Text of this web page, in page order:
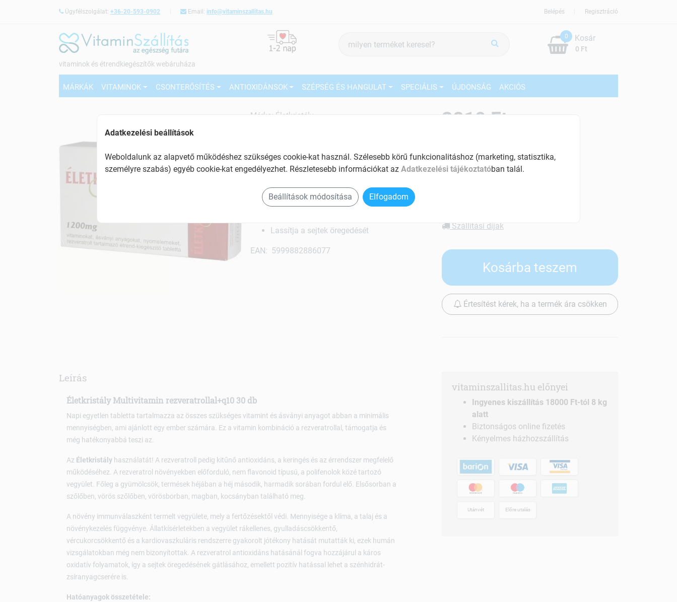
Ügyfélszolgálat: +36-20-593-0902 Email: info@vitaminszallitas.hu Regisztráció
Belépés
vitaminok és étrendkiegészítők webáruháza
keresés
0
0 Ft
Kosár
MÁRKÁK VITAMINOK CSONTERŐSÍTÉS ANTIOXIDÁNSOK SZÉPSÉG ÉS HANGULAT SPECIÁLIS ÚJDONSÁG AKCIÓS
Márka: Életkristály
Komplex immunerősítő készítmény
Tartalom: 30 db
Antioxidáns hatású
Hozzájárul a keringés és az érrendszer
Lassítja a sejtek öregedését
EAN: 5999882886077
3819 Ft
Készletinformáció:
Szállítási díjak
Kosárba teszem
Értesítést kérek, ha a termék ára csökken
Leírás
Életkristály Multivitamin rezveratrollal+q10 30 db
Napi egyetlen tabletta tartalmazza az összes szükséges vitamint és ásványi anyagot abban a minimális
mennyiségben, ami ajánlott egy ember számára. Ez a vitamin kombináció a rezveratrollal, támogatja és
még hatékonyabbá teszi az.
Az Életkristály használatát! A rezveratroll pedig kitűnő antioxidáns, a keringés és az érrendszer megfelelő
működéséhez. A rezveratrol növényekben előforduló, nem flavonoid típusú, a polifenolok közé tartozó
vegyület. Főleg a gyümölcsök, termések héjában a héj második, harmadik sorában fordul elő. Elsősorban a
szőlőben, vörös szőlőben, vörösborban, magban, kocsányban található meg.
A növény immunválaszként termelt vegyülete, mely a fertőzésektől védi. Mennyisége a klíma, a talaj és a
növénykezelés függvénye. Állatkísérletekben a vegyület rákellenes, gyulladáscsökkentő,
vércukorcsökkentő és a kardiovaszkuláris rendszerre gyakorolt jótékony hatását mutatták ki, ezek humán
vizsgálatokban még nem bizonyítottak. A rezveratrol antioxidáns hatásánál fogva hozzájárul a káros
oxidatív folyamatok, így a sejtek öregedésének gátlásához, emellett pozitív hatással lehet a szénhidrát-
zsíranyagcserére is.
Hatóanyagok összetétele:
vitaminszallitas.hu előnyei
Ingyenes kiszállítás 18000 Ft-tól 8 kg
alatt
Biztonságos online fizetés
Kényelmes házhozszállítás
Utánvét Előre utalás
Adatkezelési beállítások
Weboldalunk az alapvető működéshez szükséges cookie-kat használ. Szélesebb körű funkcionalitáshoz (marketing, statisztika,
személyre szabás) egyéb cookie-kat engedélyezhet. Részletesebb információkat az Adatkezelési tájékoztatóban talál.
Beállítások módosítása Elfogadom